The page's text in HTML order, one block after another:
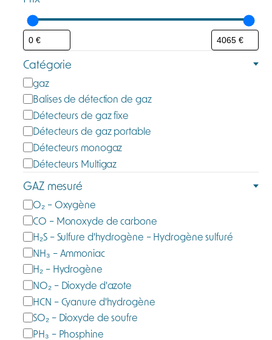
Catégorie
C
a
t
é
g
o
r
i
e
gaz
Balises de détection de gaz
Détecteurs de gaz fixe
Détecteurs de gaz portable
Détecteurs monogaz
Détecteurs Multigaz
GAZ mesuré
G
a
z
m
e
s
u
r
é
O₂ – Oxygène
CO – Monoxyde de carbone
H₂S – Sulfure d'hydrogène – Hydrogène sulfuré
NH₃ – Ammoniac
H₂ – Hydrogène
NO₂ – Dioxyde d'azote
HCN – Cyanure d'hydrogène
SO₂ – Dioxyde de soufre
PH₃ – Phosphine